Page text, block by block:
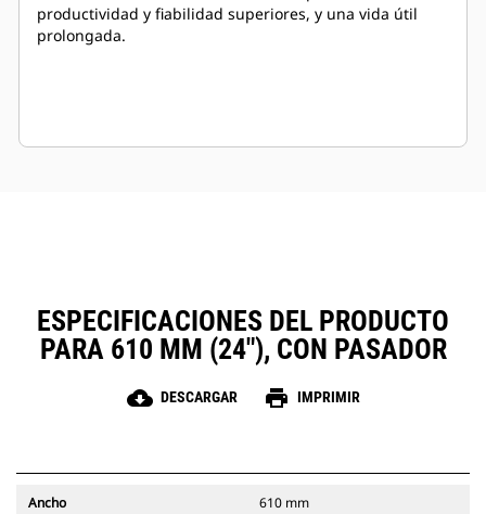
productividad y fiabilidad superiores, y una vida útil
prolongada.
ESPECIFICACIONES DEL PRODUCTO
PARA 610 MM (24"), CON PASADOR
cloud_download DESCARGAR print IMPRIMIR
Ancho 610 mm